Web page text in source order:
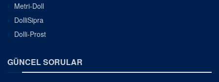
Metri-Doll
DolliSipra
Dolli-Prost
GÜNCEL SORULAR